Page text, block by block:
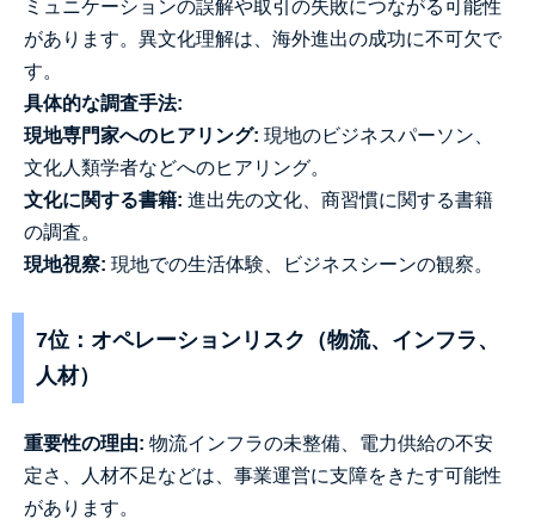
ミュニケーションの誤解や取引の失敗につながる可能性
があります。異文化理解は、海外進出の成功に不可欠で
す。
具体的な調査手法:
現地専門家へのヒアリング: 現地のビジネスパーソン、
文化人類学者などへのヒアリング。
文化に関する書籍: 進出先の文化、商習慣に関する書籍
の調査。
現地視察: 現地での生活体験、ビジネスシーンの観察。
7位：オペレーションリスク（物流、インフラ、
人材）
重要性の理由: 物流インフラの未整備、電力供給の不安
定さ、人材不足などは、事業運営に支障をきたす可能性
があります。